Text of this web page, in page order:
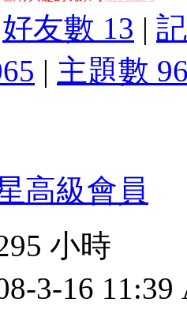
好友數 13 |
| 主題數
高級會員
小時
3-16 11:39